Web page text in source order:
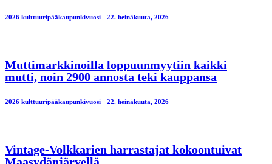
2026 kulttuuripääkaupunkivuosi 22. heinäkuuta, 2026
Muttimarkkinoilla loppuunmyytiin kaikki
mutti, noin 2900 annosta teki kauppansa
2026 kulttuuripääkaupunkivuosi 22. heinäkuuta, 2026
Vintage-Volkkarien harrastajat kokoontuivat